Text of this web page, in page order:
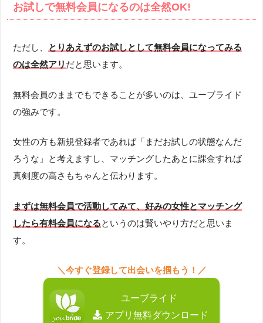
お試しで無料会員になるのは全然OK!
ただし、
とりあえずのお試しとして無料会員になってみる
のは全然アリ だと思います。
無料会員のままでもできることが多いのは、ユーブライド
の強みです。
女性の方も新規登録者であれば「まだお試しの状態なんだ
ろうな」と考えますし、マッチングしたあとに課金すれば
真剣度の高さもちゃんと伝わります。
まずは無料会員で活動してみて、好みの女性とマッチング
したら有料会員になるというのは賢いやり方だと思いま
す。
＼今すぐ登録して出会いを掴もう！／
ユーブライド
アプリ無料ダウンロード